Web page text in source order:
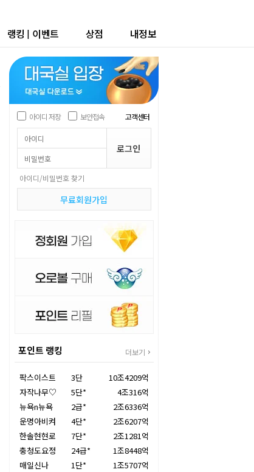
랭킹 | 이벤트 상점 내정보
아이디 저장 보안접속 고객센터
아이디/비밀번호 찾기
무료회원가입
포인트 랭킹 더보기
팍스이스트 3단
10조4209억
자작나무♡
5단*
4조316억
뉴욕n뉴욕
2급*
2조6336억
운명아비켜
4단*
2조6207억
한솔현현로
7단*
2조1281억
충청도요정
24급*
1조8448억
매일신나
1단*
1조5707억